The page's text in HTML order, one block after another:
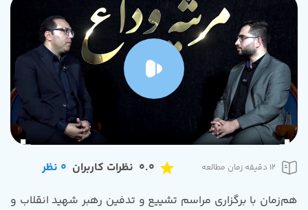
0.0 نظرات کاربران 0 نظر
هم‌زمان با برگزاری مراسم تشییع و تدفین رهبر شهید انقلاب و